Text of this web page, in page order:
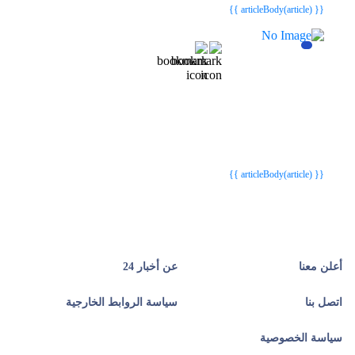
{{ articleBody(article) }}
{{ articleBody(article) }}
أعلن معنا عن أخبار 24
اتصل بنا سياسة الروابط الخارجية
سياسة الخصوصية